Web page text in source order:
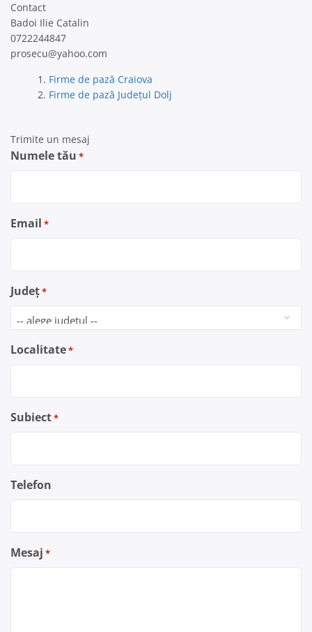
Contact
Badoi Ilie Catalin
0722244847
prosecu@yahoo.com
Firme de pază Craiova
Firme de pază Județul Dolj
Trimite un mesaj
Numele tău *
Email *
Județ*
Localitate*
Subiect*
Telefon
Mesaj *